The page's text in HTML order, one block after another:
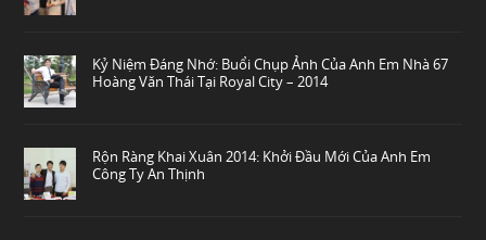
Kỷ Niệm Đáng Nhớ: Buổi Chụp Ảnh Của Anh Em Nhà 67
Hoàng Văn Thái Tại Royal City – 2014
Rộn Ràng Khai Xuân 2014: Khởi Đầu Mới Của Anh Em
Công Ty An Thịnh